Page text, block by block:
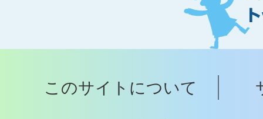
ト
ッ
へ
このサイトについて